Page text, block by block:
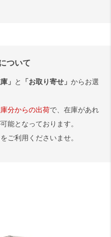
れらは製
空に近い
ついて
」 と 「お取り寄せ」 からお選
分からの出荷で、在庫があれ
能となっております。
ご利用くださいませ。